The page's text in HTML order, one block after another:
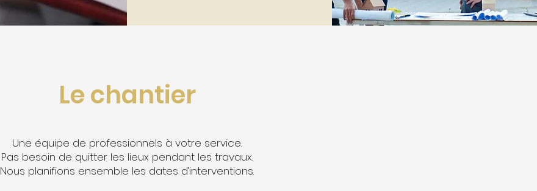
Le chantier
Une équipe de professionnels à votre service.
Pas besoin de quitter les lieux pendant les travaux.
Nous planifions ensemble les dates d’interventions.